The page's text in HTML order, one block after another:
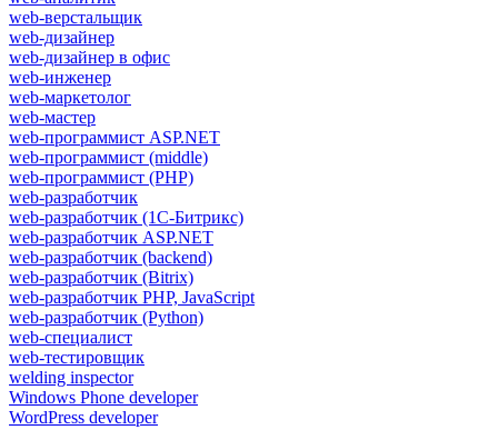
web-верстальщик
web-дизайнер
web-дизайнер в офис
web-инженер
web-маркетолог
web-мастер
web-программист ASP.NET
web-программист (middle)
web-программист (PHP)
web-разработчик
web-разработчик (1С-Битрикс)
web-разработчик ASP.NET
web-разработчик (backend)
web-разработчик (Bitrix)
web-разработчик PHP, JavaScript
web-разработчик (Python)
web-специалист
web-тестировщик
welding inspector
Windows Phone developer
WordPress developer